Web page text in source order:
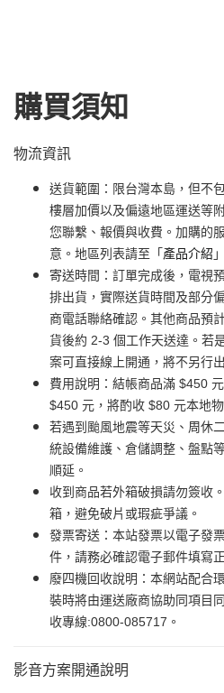
購買須知
物流資訊
送貨範圍：限台灣本島，但不
樓層加價以及偏遠地區運送等
您聯繫、報價與收費。加購的
意。地區列表請至「 產品介紹
寄送時間：訂單完成後，電視
排出貨，實際送貨時間及部分
商電話聯絡確認。其他商品預
貨後約 2-3 個工作天送達。若
案可直接線上開通，將不另行
費用說明：結帳商品滿 $450
$450 元，將酌收 $80 元本地物
若遇到颱風地震等天災、周休
統設備維護、倉儲調整、盤點
順延。
收到商品若外箱破損請勿簽收
箱，避免破片或瑕疵爭議。
發票寄送：本站發票以電子發
件，請務必確認電子郵件填寫
廢四機回收說明：本網站配合
裝時將由運送廠商協助同項目
收專線:0800-085717。
影音方案開通說明